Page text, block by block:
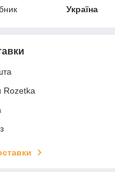
Україна
Rozetka